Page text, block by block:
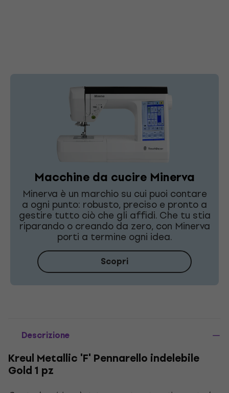
Macchine da cucire Minerva
Minerva è un marchio su cui puoi contare
a ogni punto: robusto, preciso e pronto a
gestire tutto ciò che gli affidi. Che tu stia
riparando o creando da zero, con Minerva
porti a termine ogni idea.
Scopri
Descrizione
Kreul Metallic 'F' Pennarello indelebile
Gold 1 pz